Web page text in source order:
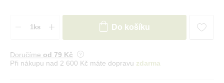
Do košíku
Doručíme od 79 Kč
Při nákupu nad 2 600 Kč máte dopravu zdarma